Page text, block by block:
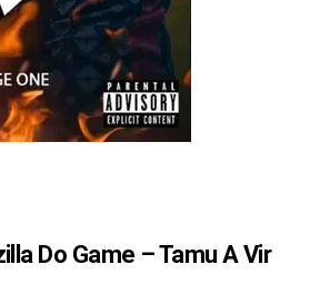
Do Game – Tamu A Vir